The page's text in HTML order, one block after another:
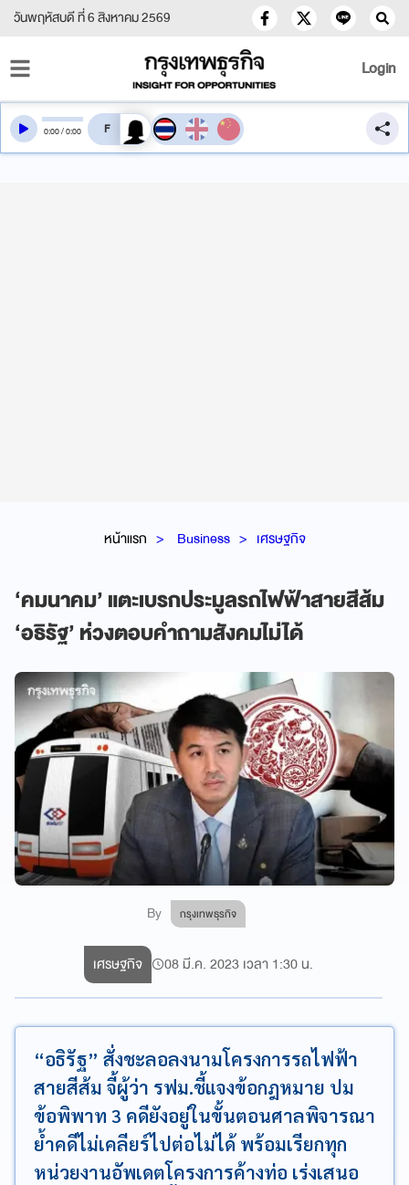
วันพฤหัสบดี ที่ 6 สิงหาคม 2569
Login
หน้าแรก Business เศรษฐกิจ
‘คมนาคม’ แตะเบรกประมูลรถไฟฟ้าสายสีส้ม
‘อธิรัฐ’ ห่วงตอบคำถามสังคมไม่ได้
By กรุงเทพธุรกิจ
0:00/0:00 สลับเสียงอ่าน
เศรษฐกิจ 08 มี.ค. 2023 เวลา 1:30 น.
“อธิรัฐ” สั่งชะลอลงนามโครงการรถไฟฟ้า
สายสีส้ม จี้ผู้ว่า รฟม.ชี้แจงข้อกฎหมาย ปม
ข้อพิพาท 3 คดียังอยู่ในขั้นตอนศาลพิจารณา
ย้ำคดีไม่เคลียร์ไปต่อไม่ได้ พร้อมเรียกทุก
หน่วยงานอัพเดตโครงการค้างท่อ เร่งเสนอ